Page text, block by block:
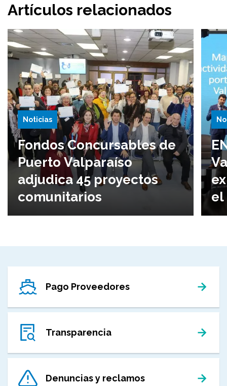
Artículos relacionados
Noticias
Fondos Concursables de
Puerto Valparaíso
adjudica 45 proyectos
comunitarios
el
Pago Proveedores
Transparencia
Denuncias y reclamos